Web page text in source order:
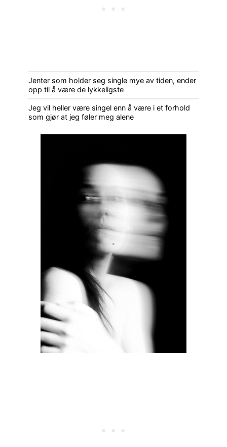
Jenter som holder seg single mye av tiden, ender
opp til å være de lykkeligste
Jeg vil heller være singel enn å være i et forhold
som gjør at jeg føler meg alene